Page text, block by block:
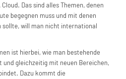
Das sind alles Themen, denen
begegnen muss und mit denen
sollte, will man nicht international
ist hierbei, wie man bestehende
gleichzeitig mit neuen Bereichen,
Dazu kommt die